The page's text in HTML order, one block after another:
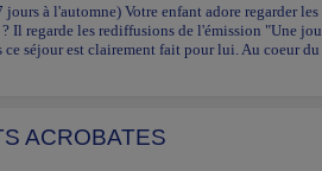
à l'automne) Votre enfant adore regarder les
Il regarde les rediffusions de l'émission "Une
ce séjour est clairement fait pour lui. Au coeur
ACROBATES